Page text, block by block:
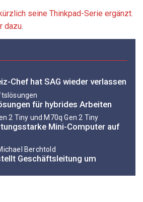
seine Thinkpad-Serie ergänzt.
dazu.
Chef hat SAG wieder verlassen
für hybrides Arbeiten
2 Tiny und M70q Gen 2 Tiny
Mini-Computer auf
Berchtold
Geschäftsleitung um